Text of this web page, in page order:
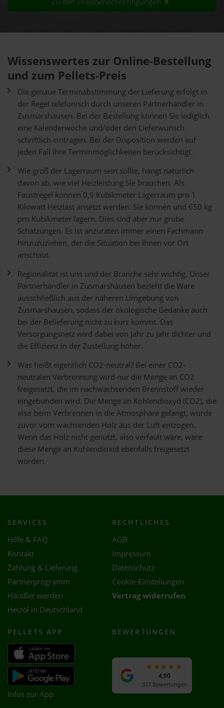
Wissenswertes zur Online-Bestellung
und zum Pellets-Preis
Die genaue Terminabstimmung der Lieferung erfolgt in
der Regel telefonisch durch unseren Partnerhändler in
Zusmarshausen. Bei der Bestellung können Sie lediglich
eine Kalenderwoche und/oder den Lieferwunsch
schriftlich eintragen. Bei der Disposition werden auf
jeden Fall Ihre Terminmöglichkeiten berücksichtigt.
Wie groß der Lagerraum sein sollte, hängt natürlich
davon ab, wie viel Heizleistung Sie brauchen. Als
Faustregel können 0,9 Kubikmeter Lagerraum pro 1
Kilowatt Heizlast ansetzt werden. Sie können und 650 kg
pro Kubikmeter lagern. Dies sind aber nur grobe
Schätzungen. Es ist anzuraten immer einen Fachmann
hinzuzuziehen, der die Situation bei Ihnen vor Ort
anschaut.
Regionalität ist uns und der Branche sehr wichtig. Unser
Partnerhändler in Zusmarshausen bezieht die Ware
ausschließlich aus der näheren Umgebung von
Zusmarshausen, sodass der ökologische Gedanke auch
bei der Belieferung nicht zu kurz kommt. Das
Versorgungsnetz wird dabei von Jahr zu Jahr dichter und
die Effizienz in der Zustellung höher.
Was heißt eigentlich CO2-neutral? Bei einer CO2-
neutralen Verbrennung wird nur die Menge an CO2
freigesetzt, die im nachwachsenden Brennstoff wieder
eingebunden wird. Die Menge an Kohlendioxyd (CO2), die
also beim Verbrennen in die Atmosphäre gelangt, wurde
zuvor vom wachsenden Holz aus der Luft entzogen.
Wenn das Holz nicht genutzt, also verfault wäre, wäre
diese Menge an Kohlendioxid ebenfalls freigesetzt
worden.
SERVICES
Hilfe & FAQ
Kontakt
Zahlung & Lieferung
Partnerprogramm
Händler werden
Heizöl in Deutschland
RECHTLICHES
AGB
Impressum
Datenschutz
Cookie-Einstellungen
Vertrag widerrufen
PELLETS APP
Infos zur App
BEWERTUNGEN
4,90
317 Bewertungen